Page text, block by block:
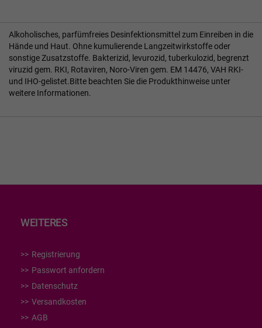
Alkoholisches, parfümfreies Desinfektionsmittel zum Einreiben in die
Hände und Haut. Ohne kumulierende Langzeitwirkstoffe oder
sonstige Zusatzstoffe. Bakterizid, levurozid, tuberkulozid, begrenzt
viruzid gem. RKI, Rotaviren, Noro-Viren gem. EM 14476, VAH RKI-
und IHO-gelistet.Bitte beachten Sie die Produkthinweise unter
weitere Informationen.
WEITERES
Registrierung
Passwort anfordern
Datenschutz
Versandkosten
AGB